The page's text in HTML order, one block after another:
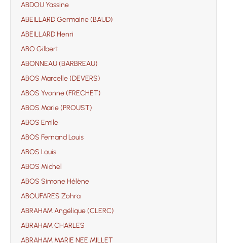
ABDOU Yassine
ABEILLARD Germaine (BAUD)
ABEILLARD Henri
ABO Gilbert
ABONNEAU (BARBREAU)
ABOS Marcelle (DEVERS)
ABOS Yvonne (FRECHET)
ABOS Marie (PROUST)
ABOS Emile
ABOS Fernand Louis
ABOS Louis
ABOS Michel
ABOS Simone Hélène
ABOUFARES Zohra
ABRAHAM Angélique (CLERC)
ABRAHAM CHARLES
ABRAHAM MARIE NEE MILLET